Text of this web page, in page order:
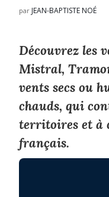
par JEAN-BAPTISTE NOÉ
Découvrez les
Mistral,
vents secs ou
chauds, qui
territoires et à
français.